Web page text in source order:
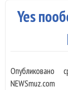
Yes
Опубликовано
NEWSmuz.com